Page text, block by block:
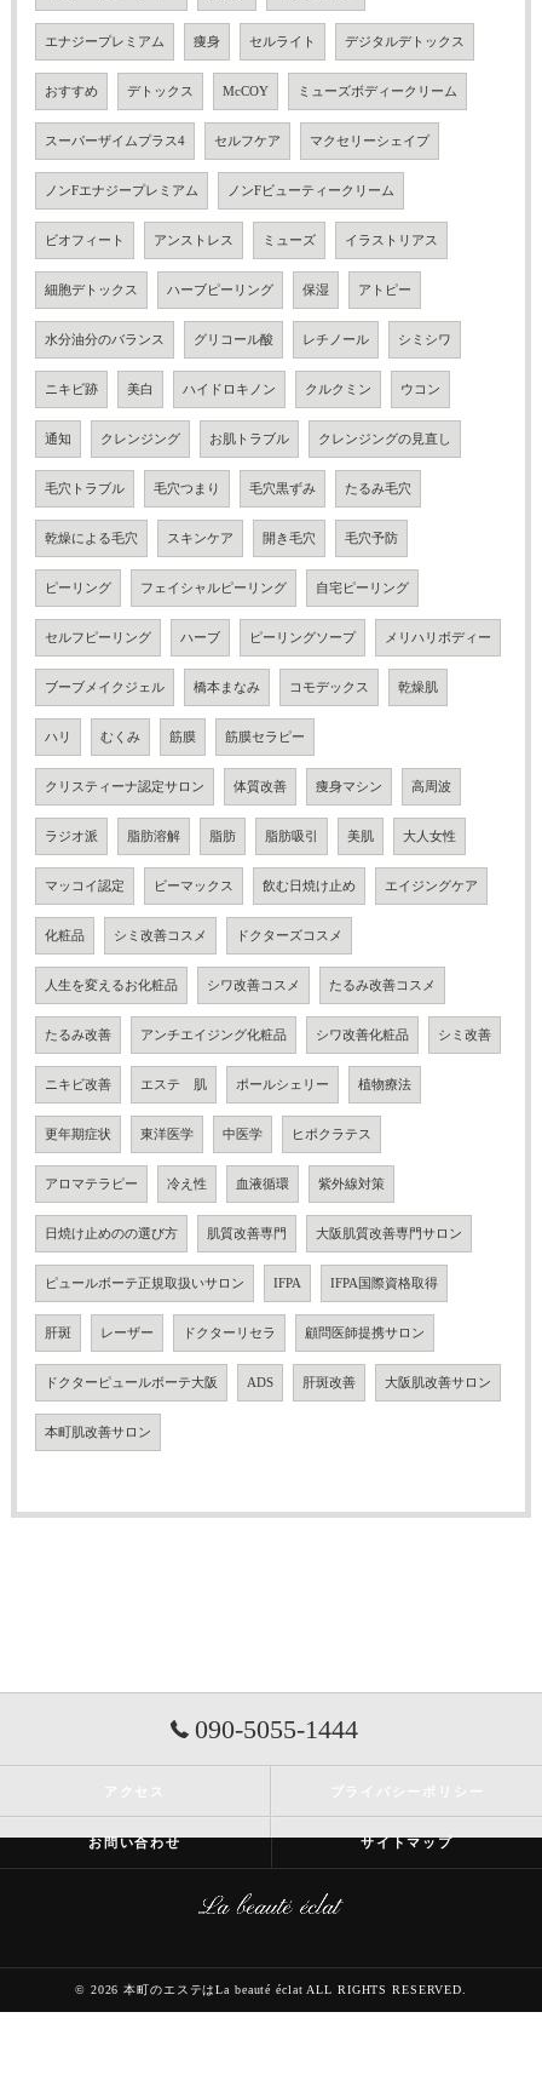
エナジープレミアム 痩身 セルライト デジタルデトックス
おすすめ デトックス McCOY ミューズボディークリーム
スーパーザイムプラス4 セルフケア マクセリーシェイプ
ノンFエナジープレミアム ノンFビューティークリーム
ビオフィート アンストレス ミューズ イラストリアス
細胞デトックス ハーブピーリング 保湿 アトピー
水分油分のバランス グリコール酸 レチノール シミシワ
ニキビ跡 美白 ハイドロキノン クルクミン ウコン
通知 クレンジング お肌トラブル クレンジングの見直し
毛穴トラブル 毛穴つまり 毛穴黒ずみ たるみ毛穴
乾燥による毛穴 スキンケア 開き毛穴 毛穴予防
ピーリング フェイシャルピーリング 自宅ピーリング
セルフピーリング ハーブ ピーリングソープ メリハリボディー
ブーブメイクジェル 橋本まなみ コモデックス 乾燥肌
ハリ むくみ 筋膜 筋膜セラピー
クリスティーナ認定サロン 体質改善 痩身マシン 高周波
ラジオ派 脂肪溶解 脂肪 脂肪吸引 美肌 大人女性
マッコイ認定 ビーマックス 飲む日焼け止め エイジングケア
化粧品 シミ改善コスメ ドクターズコスメ
人生を変えるお化粧品 シワ改善コスメ たるみ改善コスメ
たるみ改善 アンチエイジング化粧品 シワ改善化粧品 シミ改善
ニキビ改善 エステ 肌 ポールシェリー 植物療法
更年期症状 東洋医学 中医学 ヒポクラテス
アロマテラピー 冷え性 血液循環 紫外線対策
日焼け止めのの選び方 肌質改善専門 大阪肌質改善専門サロン
ピュールボーテ正規取扱いサロン IFPA IFPA国際資格取得
肝斑 レーザー ドクターリセラ 顧問医師提携サロン
ドクターピュールボーテ大阪 ADS 肝斑改善 大阪肌改善サロン
本町肌改善サロン
090-5055-1444
お問い合わせ サイトマップ
© 2026 本町のエステはLa beauté éclat ALL RIGHTS RESERVED.